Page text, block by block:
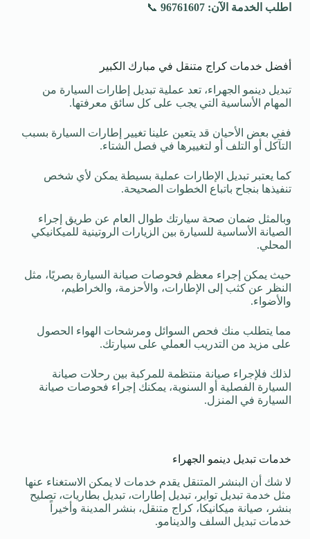
اطلب الخدمة الآن: 96761607 📞
أفضل خدمات كراج متنقل في مبارك الكبير
تبديل دينمو الجهراء، تعد عملية تبديل إطارات السيارة من
المهام الأساسية التي يجب على كل سائق معرفتها.
ففي بعض الأحيان قد يتعين علينا تغيير إطارات السيارة بسبب
التآكل أو التلف أو لتغييرها في فصل الشتاء.
كما يعتبر تبديل الإطارات عملية بسيطة يمكن لأي شخص
تنفيذها بنجاح باتباع الخطوات الصحيحة.
وبالمثل ضمان صحة سيارتك طوال العام عن طريق إجراء
الصيانة الأساسية للسيارة بين الزيارات الروتينية للميكانيكي
المحلي.
حيث يمكن إجراء معظم فحوصات صيانة السيارة بصريًا، مثل
النظر عن كثب إلى الإطارات، والأحزمة، والخراطيم،
والأضواء.
مما يتطلب منك فحص السوائل ومرشحات الهواء الحصول
على مزيد من التدريب العملي على سيارتك.
لذلك فلإجراء صيانة منتظمة للمركبة بين رحلات صيانة
السيارة الفصلية أو السنوية، يمكنك إجراء فحوصات صيانة
السيارة في المنزل.
خدمات تبديل دينمو الجهراء
لا شك أن البنشر المتنقل يقدم خدمات لا يمكن الاستغناء عنها
مثل خدمة تبديل تواير، تبديل إطارات، تبديل بطاريات، تصليح
بنشر، صيانة ميكانيكا، كراج متنقل، بنشر المدينة وأخيراً
خدمات تبديل السلف والدينامو.